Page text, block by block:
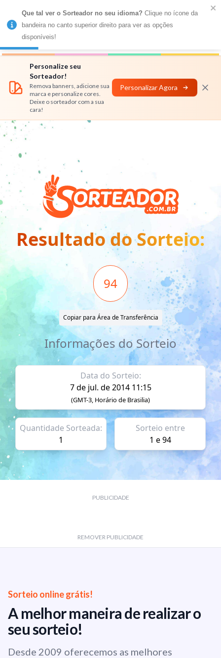
MENU
Números
Personalize seu
Sorteador!
Remova banners, adicione sua
marca e personalize cores.
Deixe o sorteador com a sua
cara!
Personalizar Agora
Resultado do Sorteio:
94
Copiar para Área de Transferência
Informações do Sorteio
Data do Sorteio:
7 de jul. de 2014 11:15
(GMT-3, Horário de Brasilia)
Quantidade Sorteada:
1
Sorteio entre
1 e 94
PUBLICIDADE
REMOVER PUBLICIDADE
Sorteio online grátis!
A melhor maneira de realizar o
seu sorteio!
Desde 2009 oferecemos as melhores
Que tal ver o Sorteador no seu idioma? Clique no ícone da
bandeira no canto superior direito para ver as opções
disponíveis!